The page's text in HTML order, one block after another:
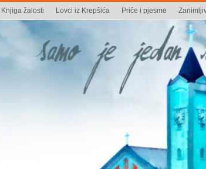
Knjiga žalosti Lovci iz Krepšića Priče i pjesme